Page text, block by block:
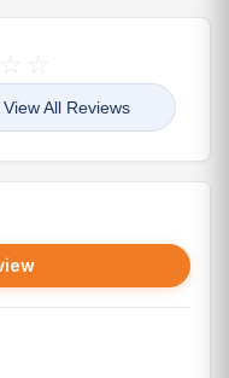
☆ ☆
View All Reviews